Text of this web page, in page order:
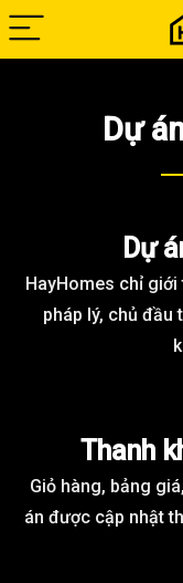
Dự
Dự
HayHomes chỉ
pháp lý, chủ đầu
Thanh
Giỏ hàng, bảng
án được cập nhật